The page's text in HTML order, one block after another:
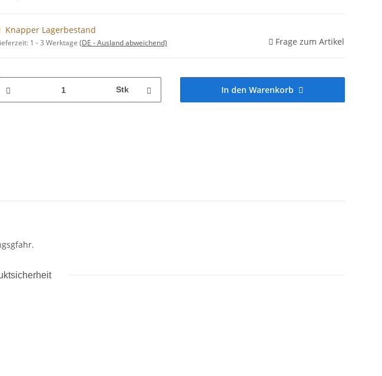
Knapper Lagerbestand
1 - 3 Werktage (DE - Ausland abweichend) Frage zum Artikel
Stk In den Warenkorb